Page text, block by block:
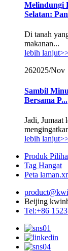
Melindungi
Selatan:
Di tanah
makanan...
lebih
262025/Nov
Sambil
Bersama P...
Jadi, Jumaat
lebih
Produk
Tag Hangat
Peta
Beijing
Tel:+86